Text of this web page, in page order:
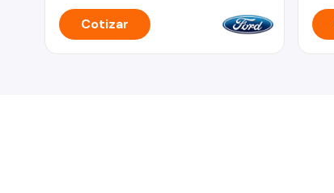
Cotizar